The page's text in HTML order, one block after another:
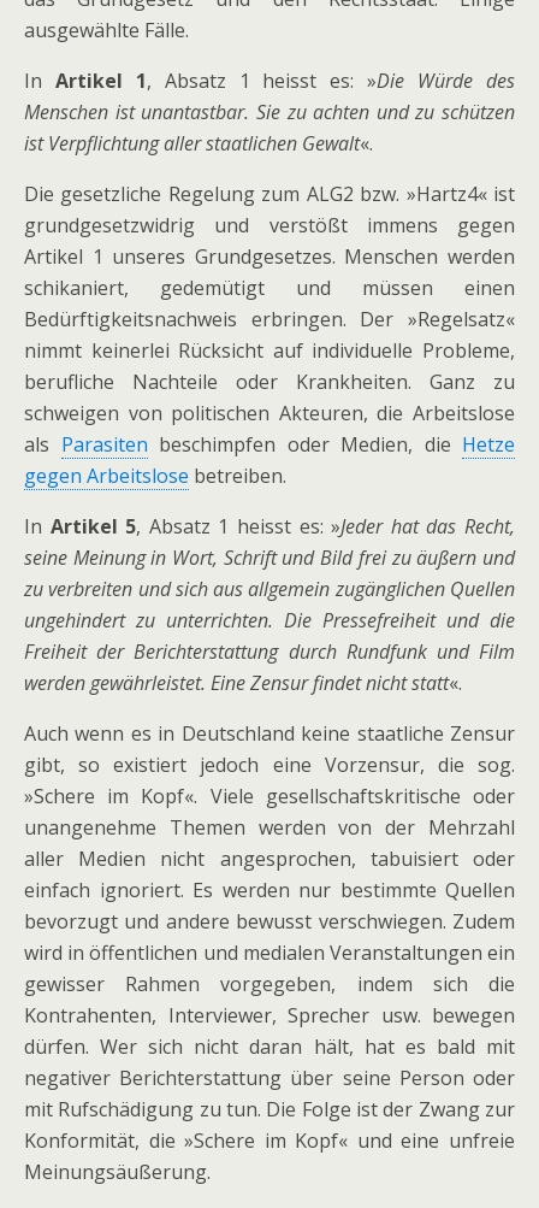
ausgewählte Fälle.
In Artikel 1, Absatz 1 heisst es: »Die Würde des
Menschen ist unantastbar. Sie zu achten und zu schützen
ist Verpflichtung aller staatlichen Gewalt«.
Die gesetzliche Regelung zum ALG2 bzw. »Hartz4« ist
grundgesetzwidrig und verstößt immens gegen
Artikel 1 unseres Grundgesetzes. Menschen werden
schikaniert, gedemütigt und müssen einen
Bedürftigkeitsnachweis erbringen. Der »Regelsatz«
nimmt keinerlei Rücksicht auf individuelle Probleme,
berufliche Nachteile oder Krankheiten. Ganz zu
schweigen von politischen Akteuren, die Arbeitslose
als Parasiten beschimpfen oder Medien, die Hetze
gegen Arbeitslose betreiben.
In Artikel 5, Absatz 1 heisst es: »Jeder hat das Recht,
seine Meinung in Wort, Schrift und Bild frei zu äußern und
zu verbreiten und sich aus allgemein zugänglichen Quellen
ungehindert zu unterrichten. Die Pressefreiheit und die
Freiheit der Berichterstattung durch Rundfunk und Film
werden gewährleistet. Eine Zensur findet nicht statt«.
Auch wenn es in Deutschland keine staatliche Zensur
gibt, so existiert jedoch eine Vorzensur, die sog.
»Schere im Kopf«. Viele gesellschaftskritische oder
unangenehme Themen werden von der Mehrzahl
aller Medien nicht angesprochen, tabuisiert oder
einfach ignoriert. Es werden nur bestimmte Quellen
bevorzugt und andere bewusst verschwiegen. Zudem
wird in öffentlichen und medialen Veranstaltungen ein
gewisser Rahmen vorgegeben, indem sich die
Kontrahenten, Interviewer, Sprecher usw. bewegen
dürfen. Wer sich nicht daran hält, hat es bald mit
negativer Berichterstattung über seine Person oder
mit Rufschädigung zu tun. Die Folge ist der Zwang zur
Konformität, die »Schere im Kopf« und eine unfreie
Meinungsäußerung.